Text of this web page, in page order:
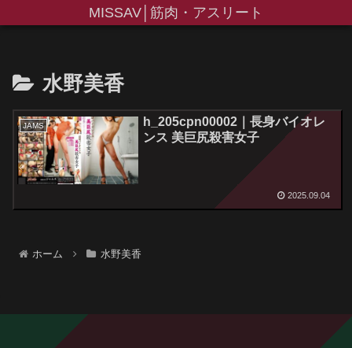
MISSAV│筋肉・アスリート
水野美香
JAMS
h_205cpn00002｜長身バイオレ
ンス 美巨尻殺害女子
2025.09.04
ホーム 水野美香